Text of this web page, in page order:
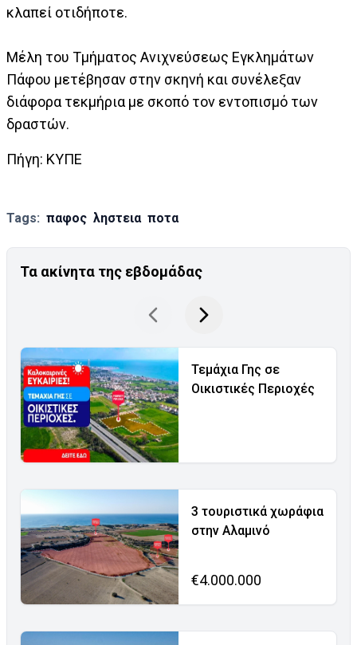
κλαπεί οτιδήποτε.
Μέλη του Τμήματος Ανιχνεύσεως Εγκλημάτων
Πάφου μετέβησαν στην σκηνή και συνέλεξαν
διάφορα τεκμήρια με σκοπό τον εντοπισμό των
δραστών.
Πήγη: ΚΥΠΕ
Tags: παφος ληστεια ποτα
Τα ακίνητα της εβδομάδας
Τεμάχια Γης σε
Οικιστικές Περιοχές
3 τουριστικά χωράφια
στην Αλαμινό
€4.000.000